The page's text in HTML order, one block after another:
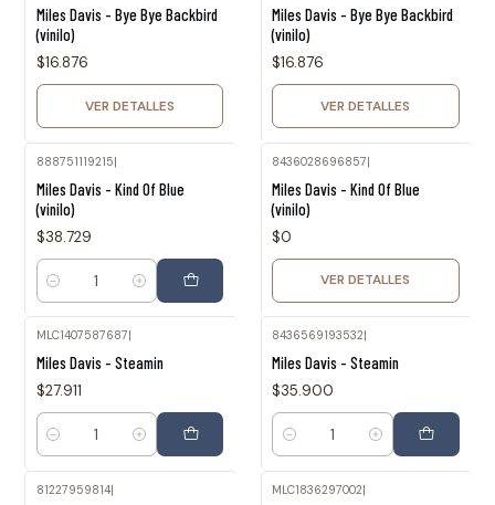
Miles Davis - Bye Bye Backbird
(vinilo)
$16.876
VER DETALLES
Miles Davis - Bye Bye Backbird
(vinilo)
$16.876
VER DETALLES
888751119215|
Miles Davis - Kind Of Blue
(vinilo)
$38.729
Cantidad
8436028696857|
Miles Davis - Kind Of Blue
(vinilo)
$0
VER DETALLES
MLC1407587687
Miles Davis - Steamin
$27.911
Cantidad
8436569193532
Miles Davis - Steamin
$35.900
Cantidad
81227959814| MLC1836297002|